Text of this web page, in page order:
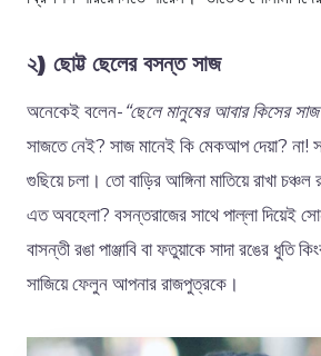
২) ছোট্ট ছেলের বসন্ত সাজ
অনেকেই বলেন- “ছেলে মানুষের আবার কিসের
সাজতে নেই? সাজ মানেই কি মেকআপ দেয়া? না!
গুছিয়ে চলা। তো বাড়ির আঙ্গিনা মাতিয়ে রাখা
এত অবহেলা? বসন্তরাজের সাথে পাল্লা দিয়েই
বাসন্তী রঙা পাঞ্জাবি বা ফতুয়াকে সাদা রঙের ধুতি
সাজিয়ে ফেলুন আপনার রাজপুত্রকে।